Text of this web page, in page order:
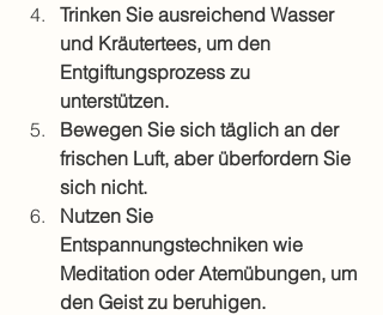
Trinken Sie ausreichend Wasser
und Kräutertees, um den
Entgiftungsprozess zu
unterstützen.
Bewegen Sie sich täglich an der
frischen Luft, aber überfordern Sie
sich nicht.
Nutzen Sie
Entspannungstechniken wie
Meditation oder Atemübungen, um
den Geist zu beruhigen.